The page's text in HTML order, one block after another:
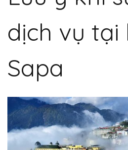
dịch vụ tại
Sapa